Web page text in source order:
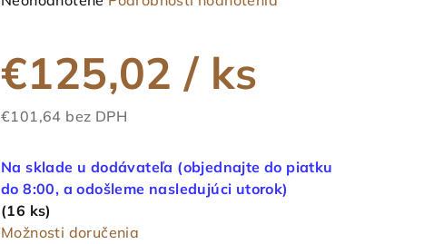
je
0,0
z
€125,02/ ks
€101,64 bez DPH
cena:
Na sklade u dodávateľa (objednajte do piatku
do 8:00, a odošleme nasledujúci utorok)
(16 ks)
Možnosti doručenia